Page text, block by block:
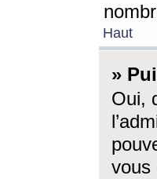
Haut
»
Oui,
vous